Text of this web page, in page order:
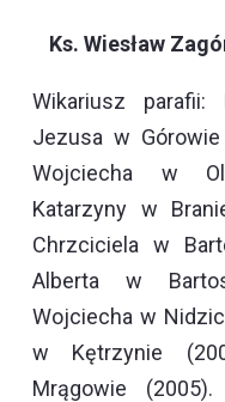
Ks. Wiesław
Wikariusz parafii:
Jezusa w Górowie
Wojciecha w
Katarzyny w
Chrzciciela w
Alberta w
Wojciecha w
w Kętrzynie
Mrągowie